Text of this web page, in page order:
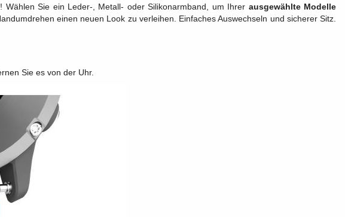
Wählen Sie ein Leder-, Metall- oder Silikonarmband, um Ihrer ausgewählte Modelle
einen neuen Look zu verleihen. Einfaches Auswechseln und sicherer Sitz.
Sie es von der Uhr.